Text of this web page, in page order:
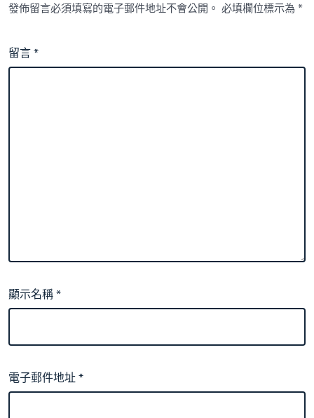
發佈留言必須填寫的電子郵件地址不會公開。 必填欄位標示為*
留言*
顯示名稱*
電子郵件地址*